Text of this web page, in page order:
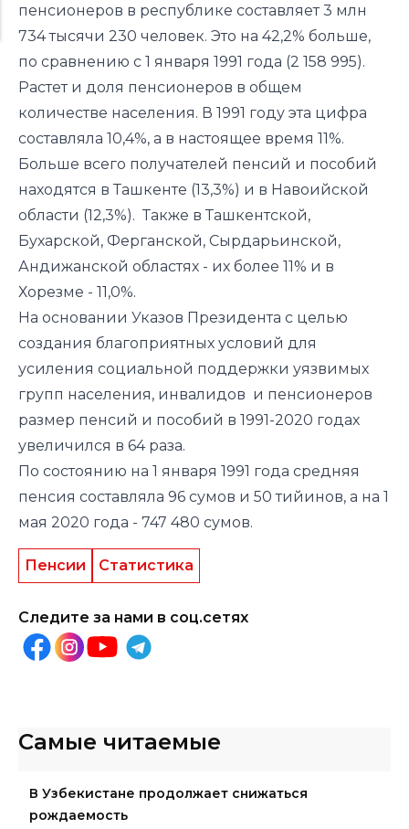
пенсионеров в республике составляет 3 млн
734 тысячи 230 человек. Это на 42,2% больше,
по сравнению с 1 января 1991 года (2 158 995).
Растет и доля пенсионеров в общем
количестве населения. В 1991 году эта цифра
составляла 10,4%, а в настоящее время 11%.
Больше всего получателей пенсий и пособий
находятся в Ташкенте (13,3%) и в Навоийской
области (12,3%). Также в Ташкентской,
Бухарской, Ферганской, Сырдарьинской,
Андижанской областях - их более 11% и в
Хорезме - 11,0%.
На основании Указов Президента с целью
создания благоприятных условий для
усиления социальной поддержки уязвимых
групп населения, инвалидов и пенсионеров
размер пенсий и пособий в 1991-2020 годах
увеличился в 64 раза.
По состоянию на 1 января 1991 года средняя
пенсия составляла 96 сумов и 50 тийинов, а на 1
мая 2020 года - 747 480 сумов.
Пенсии Статистика
Следите за нами в соц.сетях
Самые читаемые
В Узбекистане продолжает снижаться
рождаемость